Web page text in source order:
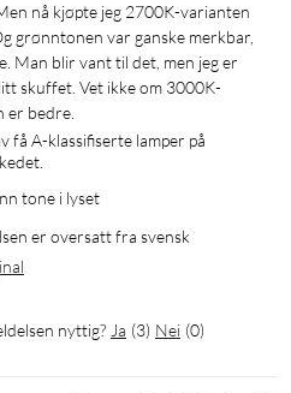
nå kjøpte jeg 2700K-varianten
grønntonen var ganske merkbar,
Man blir vant til det, men jeg er
skuffet. Vet ikke om 3000K-
er bedre.
få A-klassifiserte lamper på
tone i lyset
er oversatt fra svensk
nyttig? Ja (3) Nei (0)